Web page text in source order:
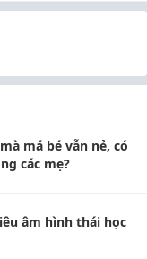
má bé vẫn nẻ, có
các mẹ?
âm hình thái học